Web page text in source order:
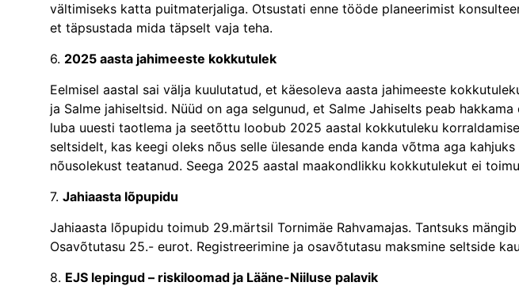
vältimiseks katta puitmaterjaliga. Otsustati enne tööde planeerimist
et täpsustada mida täpselt vaja teha.
6. 2025 aasta jahimeeste kokkutulek
Eelmisel aastal sai välja kuulutatud, et käesoleva aasta jahimeeste
ja Salme jahiseltsid. Nüüd on aga selgunud, et Salme Jahiselts peab
luba uuesti taotlema ja seetõttu loobub 2025 aastal kokkutuleku
seltsidelt, kas keegi oleks nõus selle ülesande enda kanda võtma aga
nõusolekust teatanud. Seega 2025 aastal maakondlikku kokkutulekut ei
7. Jahiaasta lõpupidu
Jahiaasta lõpupidu toimub 29.märtsil Tornimäe Rahvamajas. Tantsuks mängib
Osavõtutasu 25.- eurot. Registreerimine ja osavõtutasu maksmine seltside
8. EJS lepingud – riskiloomad ja Lääne-Niiluse palavik